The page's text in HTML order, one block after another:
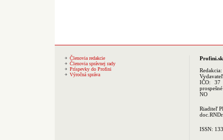
Členovia redakcie
Členovia správnej rady
Príspevky do Profini
Výročná správa
Profini.sk
Redakcia:
IČO: 37
NO
Riaditeľ
ISSN: